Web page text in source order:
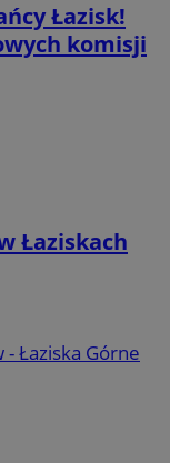
Łazisk!
komisji
Łaziskach
Łaziska Górne